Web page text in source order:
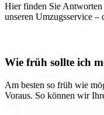
Hier finden Sie
unseren Umzugsservice –
Wie früh sollte ich
Am besten so früh wie
Voraus. So können wir